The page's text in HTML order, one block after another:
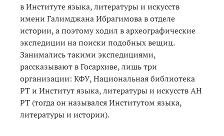
в Институте языка, литературы и искусств
имени Галимджана Ибрагимова в отделе
истории, а поэтому ходил в археографические
экспедиции на поиски подобных вещиц.
Занимались такими экспедициями,
рассказывают в Госархиве, лишь три
организации: КФУ, Национальная библиотека
РТ и Институт языка, литературы и искусств АН
РТ (тогда он назывался Институтом языка,
литературы и истории).